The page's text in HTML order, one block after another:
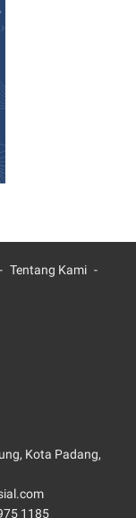
Tentang Kami
Kota Padang,
1185